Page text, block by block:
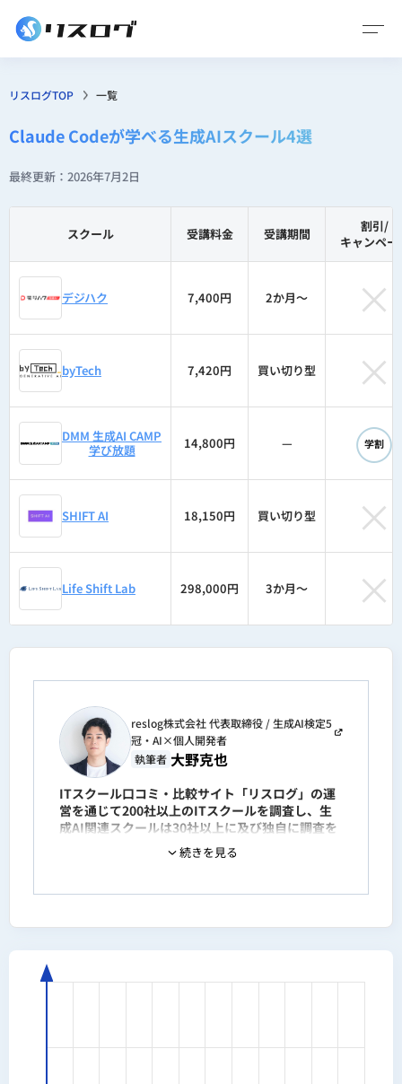
リスログTOP 一覧
Claude Codeが学べる生成AIスクール4選
最終更新：2026年7月2日
スクール 受講料金 受講期間
割引/
キャンペー
デジハク 7,400円 2か月〜 ×
byTech 7,420円 買い切り型 ×
DMM 生成AI CAMP
学び放題
14,800円 — ◯
学割
SHIFT AI 18,150円 買い切り型 ×
Life Shift Lab 298,000円 3か月〜 ×
reslog株式会社 代表取締役 / 生成AI検定5
冠・AI×個人開発者
執筆者 大野克也
ITスクール口コミ・比較サイト「リスログ」の運
営を通じて200社以上のITスクールを調査し、生
成AI関連スクールは30社以上に及び独自に調査を
スキル検定初級・生成AI導入実務者検定・AIエー
イブコーディング検定）の全5検定に合格し、AIリ
テラシー・導入実務・エージェント活用・リスク
得。
に活用。生成AIを活用した市場調査・分析・
続きを見る